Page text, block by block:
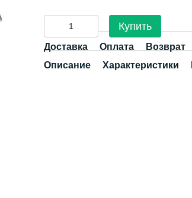
Купить
Доставка Оплата
Возврат
Описание
Характеристики